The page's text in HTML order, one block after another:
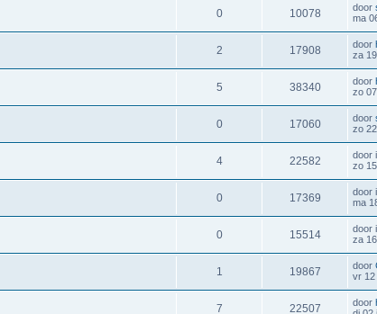
0 10078 door
ma
2 17908 door
za
5 38340 door
zo
0 17060 door
zo
4 22582 door
zo
0 17369 door
ma
0 15514 door
za
1 19867 door
vr 12
7 22507 door